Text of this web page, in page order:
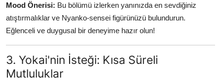
Mood Önerisi: Bu bölümü izlerken yanınızda en sevdiğiniz
atıştırmalıklar ve Nyanko-sensei figürünüzü bulundurun.
Eğlenceli ve duygusal bir deneyime hazır olun!
3. Yokai'nin İsteği: Kısa Süreli
Mutluluklar